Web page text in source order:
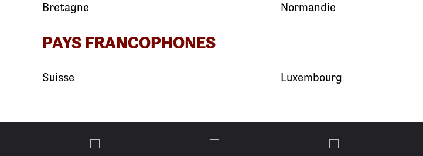
Bretagne
Normandie
PAYS FRANCOPHONES
Suisse Luxembourg